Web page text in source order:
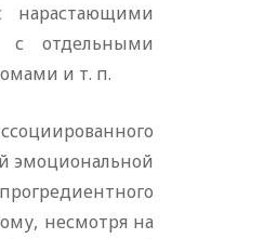
нарастающими
с отдельными
и т. п.
эмоциональной
несмотря на